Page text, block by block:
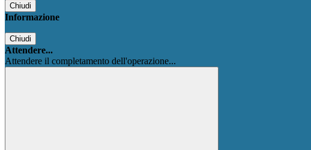
Chiudi
Informazione
Chiudi
Attendere...
Attendere il completamento dell'operazione...